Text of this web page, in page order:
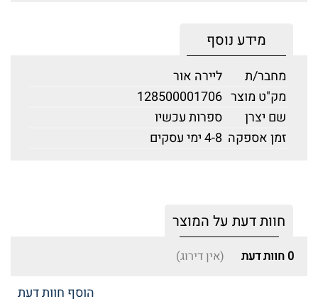
מידע נוסף
מחבר/ת
ליירה אור
מק"ט מוצר 128500001706
שם יצרן
ספרות עכשיו
זמן אספקה 4-8 ימי עסקים
חוות דעת על המוצר
0 חוות דעת (אין דירוג)
הוסף חוות דעת